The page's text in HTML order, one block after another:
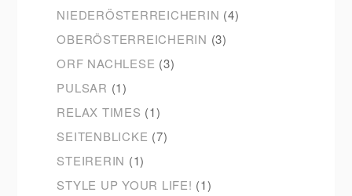
NIEDERÖSTERREICHERIN (4)
OBERÖSTERREICHERIN (3)
ORF NACHLESE (3)
PULSAR (1)
RELAX TIMES (1)
SEITENBLICKE (7)
STEIRERIN (1)
STYLE UP YOUR LIFE! (1)